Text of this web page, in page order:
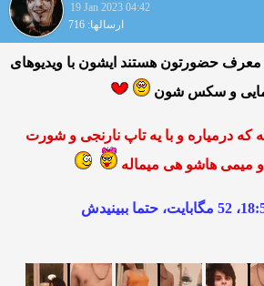
19 Jan 2023 04:42
ارسالها: 716
حضورتون هستند ایشون با ویدیوهای
و سکس شون
درمیاره و با یه تاپ نارنجی و شورت
میمی هاشو هی میماله